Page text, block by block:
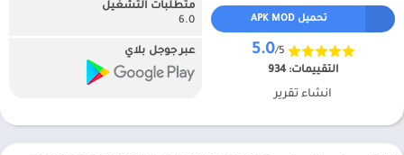
تحميل APK MOD
5.0/5
التقييمات:934
انشاء تقرير
متطلبات التشغيل
6.0
عبر جوجل بلاي